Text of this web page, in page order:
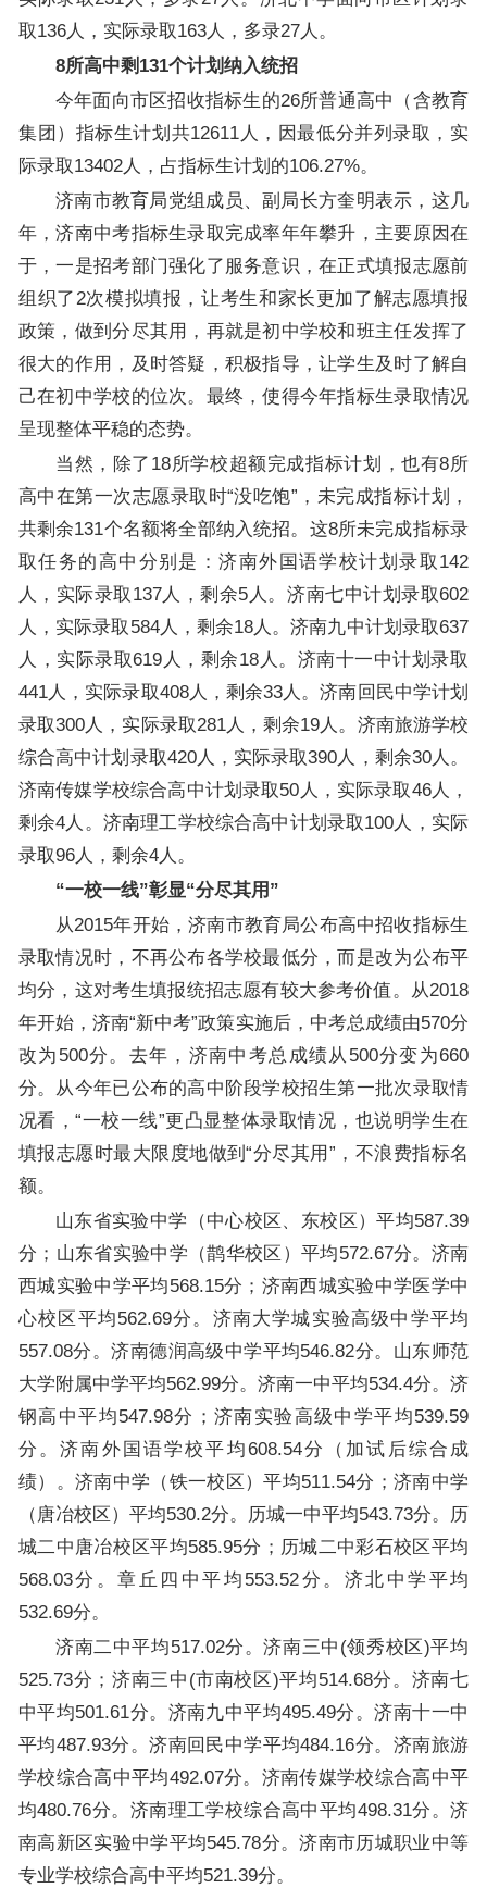
取136人，实际录取163人，多录27人。
8所高中剩131个计划纳入统招
今年面向市区招收指标生的26所普通高中（含教育
集团）指标生计划共12611人，因最低分并列录取，实
际录取13402人，占指标生计划的106.27%。
济南市教育局党组成员、副局长方奎明表示，这几
年，济南中考指标生录取完成率年年攀升，主要原因在
于，一是招考部门强化了服务意识，在正式填报志愿前
组织了2次模拟填报，让考生和家长更加了解志愿填报
政策，做到分尽其用，再就是初中学校和班主任发挥了
很大的作用，及时答疑，积极指导，让学生及时了解自
己在初中学校的位次。最终，使得今年指标生录取情况
呈现整体平稳的态势。
当然，除了18所学校超额完成指标计划，也有8所
高中在第一次志愿录取时“没吃饱”，未完成指标计划，
共剩余131个名额将全部纳入统招。这8所未完成指标录
取任务的高中分别是：济南外国语学校计划录取142
人，实际录取137人，剩余5人。济南七中计划录取602
人，实际录取584人，剩余18人。济南九中计划录取637
人，实际录取619人，剩余18人。济南十一中计划录取
441人，实际录取408人，剩余33人。济南回民中学计划
录取300人，实际录取281人，剩余19人。济南旅游学校
综合高中计划录取420人，实际录取390人，剩余30人。
济南传媒学校综合高中计划录取50人，实际录取46人，
剩余4人。济南理工学校综合高中计划录取100人，实际
录取96人，剩余4人。
“一校一线”彰显“分尽其用”
从2015年开始，济南市教育局公布高中招收指标生
录取情况时，不再公布各学校最低分，而是改为公布平
均分，这对考生填报统招志愿有较大参考价值。从2018
年开始，济南“新中考”政策实施后，中考总成绩由570分
改为500分。去年，济南中考总成绩从500分变为660
分。从今年已公布的高中阶段学校招生第一批次录取情
况看，“一校一线”更凸显整体录取情况，也说明学生在
填报志愿时最大限度地做到“分尽其用”，不浪费指标名
额。
山东省实验中学（中心校区、东校区）平均587.39
分；山东省实验中学（鹊华校区）平均572.67分。济南
西城实验中学平均568.15分；济南西城实验中学医学中
心校区平均562.69分。济南大学城实验高级中学平均
557.08分。济南德润高级中学平均546.82分。山东师范
大学附属中学平均562.99分。济南一中平均534.4分。济
钢高中平均547.98分；济南实验高级中学平均539.59
分。济南外国语学校平均608.54分（加试后综合成
绩）。济南中学（铁一校区）平均511.54分；济南中学
（唐冶校区）平均530.2分。历城一中平均543.73分。历
城二中唐冶校区平均585.95分；历城二中彩石校区平均
568.03分。章丘四中平均553.52分。济北中学平均
532.69分。
济南二中平均517.02分。济南三中(领秀校区)平均
525.73分；济南三中(市南校区)平均514.68分。济南七
中平均501.61分。济南九中平均495.49分。济南十一中
平均487.93分。济南回民中学平均484.16分。济南旅游
学校综合高中平均492.07分。济南传媒学校综合高中平
均480.76分。济南理工学校综合高中平均498.31分。济
南高新区实验中学平均545.78分。济南市历城职业中等
专业学校综合高中平均521.39分。